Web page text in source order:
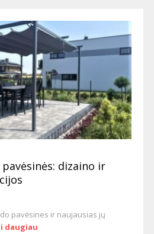
dizaino ir
pavėsines ir naujausias jų
daugiau